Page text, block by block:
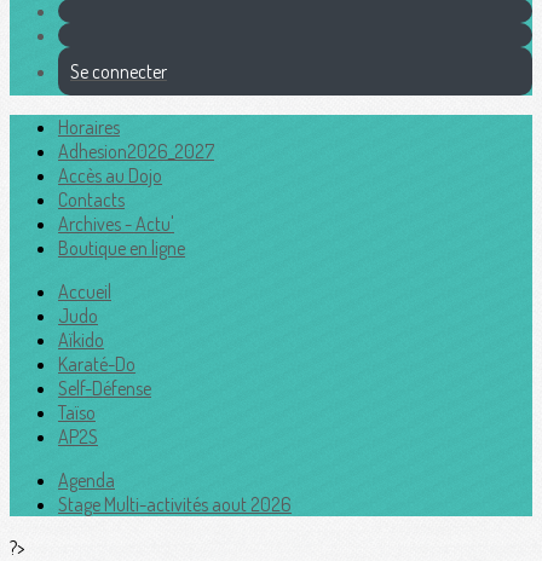
Se connecter
Horaires
Adhesion2026_2027
Accès au Dojo
Contacts
Archives - Actu'
Boutique en ligne
Accueil
Judo
Aïkido
Karaté-Do
Self-Défense
Taïso
AP2S
Agenda
Stage Multi-activités aout 2026
?>